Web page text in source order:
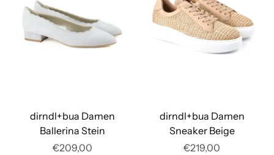
dirndl+bua Damen
Ballerina Stein
€209,00
dirndl+bua Damen
Sneaker Beige
€219,00